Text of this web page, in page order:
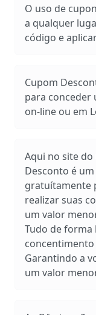
O uso de
a qualquer
código e
Cupom
para conceder
on-line ou em
Aqui no site do
Desconto é
gratuítamente
realizar suas
um valor
Tudo de forma
concentimento
Garantindo a
um valor